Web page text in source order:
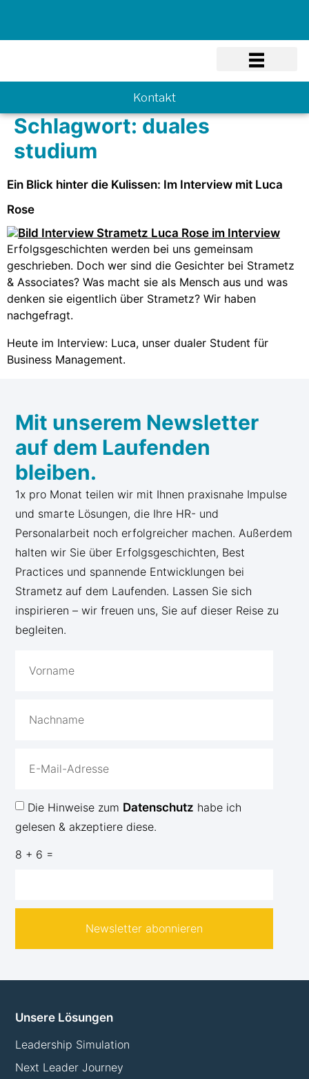
Kontakt
Schlagwort: duales
studium
Ein Blick hinter die Kulissen: Im Interview mit Luca
Rose
Erfolgsgeschichten werden bei uns gemeinsam
geschrieben. Doch wer sind die Gesichter bei Strametz
& Associates? Was macht sie als Mensch aus und was
denken sie eigentlich über Strametz? Wir haben
nachgefragt.
Heute im Interview: Luca, unser dualer Student für
Business Management.
Mit unserem Newsletter
auf dem Laufenden
bleiben.
1x pro Monat teilen wir mit Ihnen praxisnahe Impulse
und smarte Lösungen, die Ihre HR- und
Personalarbeit noch erfolgreicher machen. Außerdem
halten wir Sie über Erfolgsgeschichten, Best
Practices und spannende Entwicklungen bei
Strametz auf dem Laufenden. Lassen Sie sich
inspirieren – wir freuen uns, Sie auf dieser Reise zu
begleiten.
Die Hinweise zum Datenschutz habe ich
gelesen & akzeptiere diese.
8 + 6 =
Newsletter abonnieren
Unsere Lösungen
Leadership Simulation
Next Leader Journey